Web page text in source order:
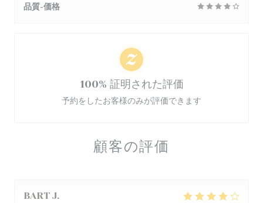
顧客の評価
BART J
品質-価格
100% 証明された評価
予約をしたお客様のみが評価できます